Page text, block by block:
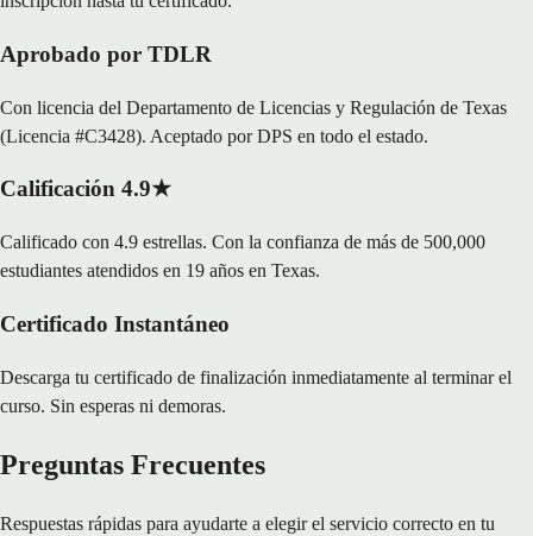
Aprobado por TDLR
Con licencia del Departamento de Licencias y Regulación de Texas
(Licencia #C3428). Aceptado por DPS en todo el estado.
Calificación 4.9★
Calificado con 4.9 estrellas. Con la confianza de más de 500,000
estudiantes atendidos en 19 años en Texas.
Certificado Instantáneo
Descarga tu certificado de finalización inmediatamente al terminar el
curso. Sin esperas ni demoras.
Preguntas Frecuentes
Respuestas rápidas para ayudarte a elegir el servicio correcto en tu